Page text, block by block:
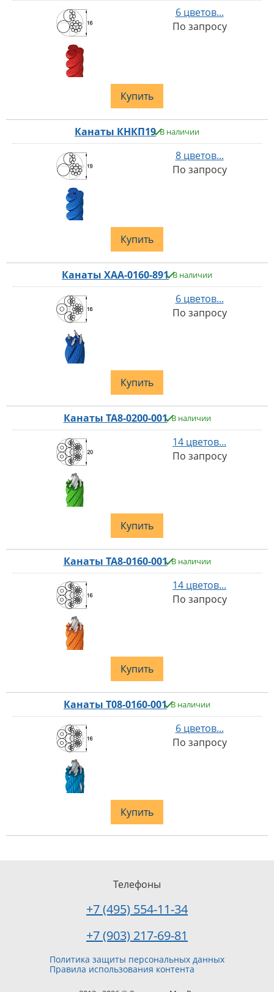
6 цветов...
По запросу
Купить
Канаты КНКП19 В наличии
8 цветов...
По запросу
Купить
Канаты XAA-0160-891 В наличии
6 цветов...
По запросу
Купить
Канаты TA8-0200-001 В наличии
14 цветов...
По запросу
Купить
Канаты TA8-0160-001 В наличии
14 цветов...
По запросу
Купить
Канаты T08-0160-001 В наличии
6 цветов...
По запросу
Купить
Политика защиты персональных данных
Правила использования контента
Телефоны
+7 (495) 554-11-34
+7 (903) 217-69-81